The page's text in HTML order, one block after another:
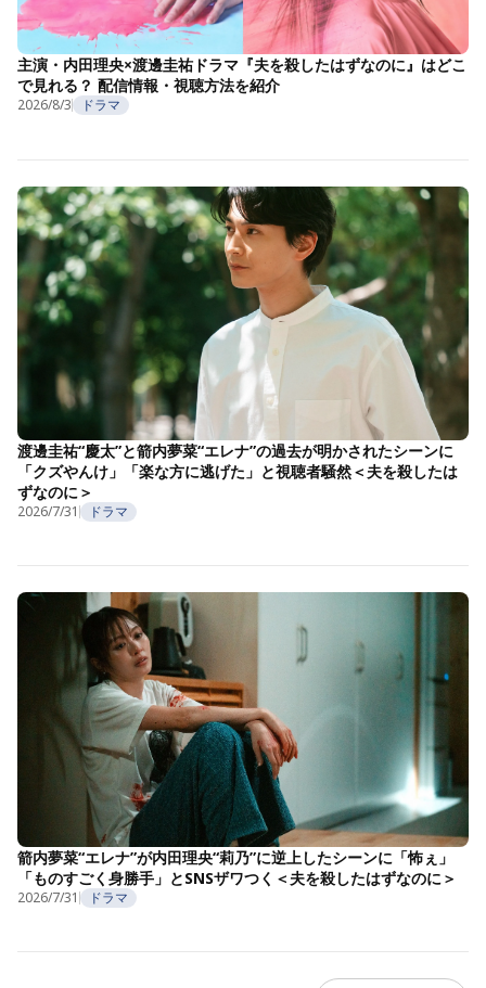
主演・内田理央×渡邊圭祐ドラマ『夫を殺したはずなのに』はどこ
で見れる？ 配信情報・視聴方法を紹介
2026/8/3 ドラマ
渡邊圭祐“慶太”と箭内夢菜“エレナ”の過去が明かされたシーンに
「クズやんけ」「楽な方に逃げた」と視聴者騒然＜夫を殺したは
ずなのに＞
2026/7/31 ドラマ
箭内夢菜“エレナ”が内田理央“莉乃”に逆上したシーンに「怖ぇ」
「ものすごく身勝手」とSNSザワつく＜夫を殺したはずなのに＞
2026/7/31 ドラマ